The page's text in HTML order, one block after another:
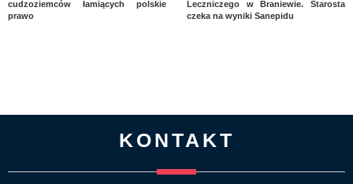
cudzoziemców łamiących polskie
prawo
Leczniczego w Braniewie. Starosta
czeka na wyniki Sanepidu
KONTAKT